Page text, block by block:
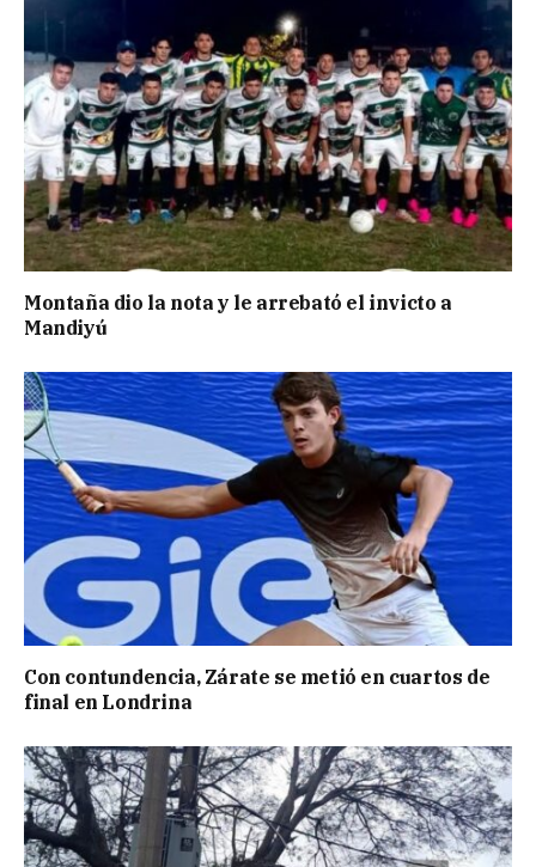
Montaña dio la nota y le arrebató el invicto a
Mandiyú
Con contundencia, Zárate se metió en cuartos de
final en Londrina